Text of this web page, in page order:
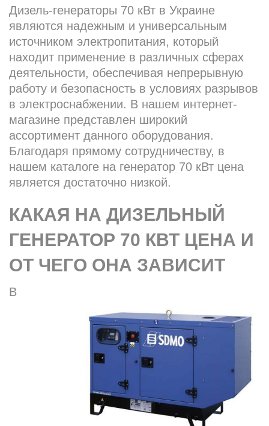
Дизель-генераторы 70 кВт в Украине
являются надежным и универсальным
источником электропитания, который
находит применение в различных сферах
деятельности, обеспечивая непрерывную
работу и безопасность в условиях разрывов
в электроснабжении. В нашем интернет-
магазине представлен широкий
ассортимент данного оборудования.
Благодаря прямому сотрудничеству, в
нашем каталоге на генератор 70 кВт цена
является достаточно низкой.
КАКАЯ НА ДИЗЕЛЬНЫЙ
ГЕНЕРАТОР 70 КВТ ЦЕНА И
ОТ ЧЕГО ОНА ЗАВИСИТ
В